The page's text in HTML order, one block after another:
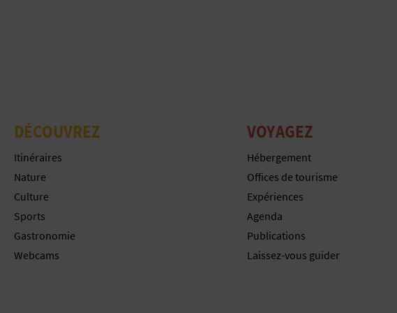
DÉCOUVREZ
Itinéraires
Nature
Culture
Sports
Gastronomie
Webcams
VOYAGEZ
Hébergement
Offices de tourisme
Expériences
Agenda
Publications
Laissez-vous guider